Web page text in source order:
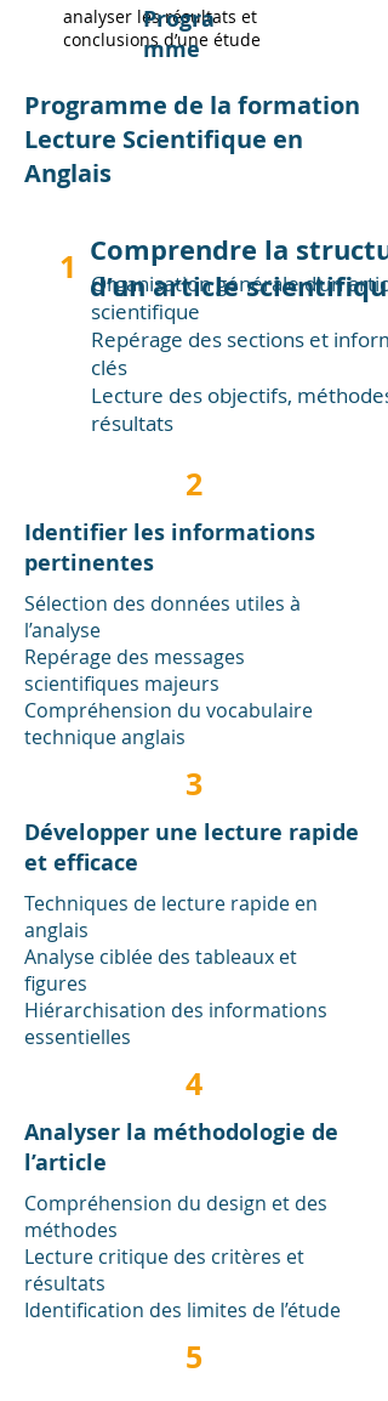
analyser les résultats et
conclusions d’une étude
Progra
mme
Programme de la formation
Lecture Scientifique en
Anglais
1 Comprendre la
d’un article scientifique
Organisation générale d’un
scientifique
Repérage des sections et
clés
Lecture des objectifs, méthodes
résultats
2
Identifier les informations
pertinentes
Sélection des données utiles à
l’analyse
Repérage des messages
scientifiques majeurs
Compréhension du vocabulaire
technique anglais
3
Développer une lecture rapide
et efficace
Techniques de lecture rapide en
anglais
Analyse ciblée des tableaux et
figures
Hiérarchisation des informations
essentielles
4
Analyser la méthodologie de
l’article
Compréhension du design et des
méthodes
Lecture critique des critères et
résultats
Identification des limites de l’étude
5